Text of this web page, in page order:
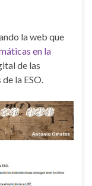
la web que
en la
de las
la ESO.